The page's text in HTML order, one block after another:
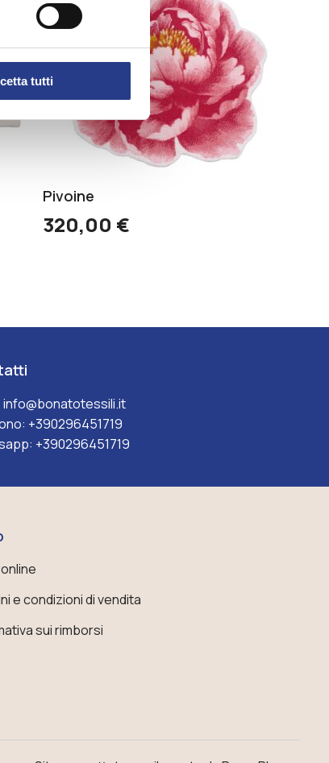
tutti
Pivoine
320,00 €
info@bonatotessili.it
+390296451719
+390296451719
e condizioni di vendita
sui rimborsi